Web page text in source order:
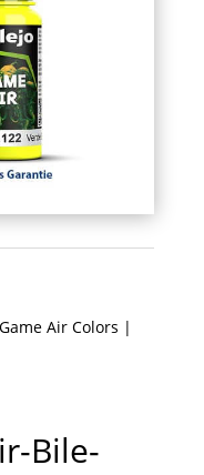
Air Colors |
Bile-